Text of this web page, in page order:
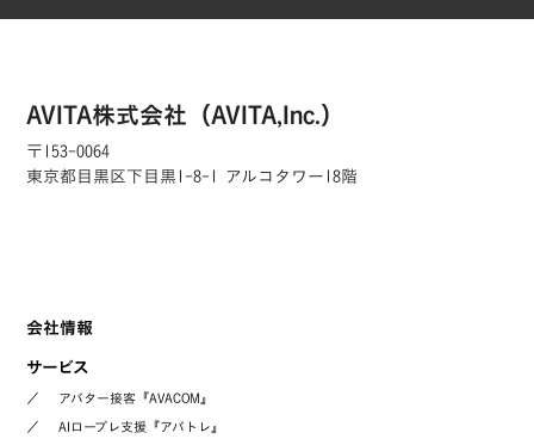
AVITA株式会社（AVITA,Inc.）
〒153-0064
東京都目黒区下目黒1-8-1 アルコタワー18階
会社情報
サービス
／
アバター接客『AVACOM』
／
AIロープレ支援『アバトレ』